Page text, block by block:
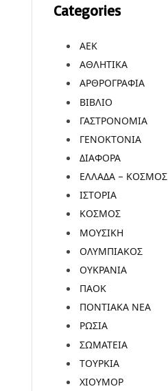
Categories
ΑΕΚ
ΑΘΛΗΤΙΚΑ
ΑΡΘΡΟΓΡΑΦΙΑ
ΒΙΒΛΙΟ
ΓΑΣΤΡΟΝΟΜΙΑ
ΓΕΝΟΚΤΟΝΙΑ
ΔΙΑΦΟΡΑ
ΕΛΛΑΔΑ – ΚΟΣΜΟΣ
ΙΣΤΟΡΙΑ
ΚΟΣΜΟΣ
ΜΟΥΣΙΚΗ
ΟΛΥΜΠΙΑΚΟΣ
ΟΥΚΡΑΝΙΑ
ΠΑΟΚ
ΠΟΝΤΙΑΚΑ ΝΕΑ
ΡΩΣΙΑ
ΣΩΜΑΤΕΙΑ
ΤΟΥΡΚΙΑ
ΧΙΟΥΜΟΡ